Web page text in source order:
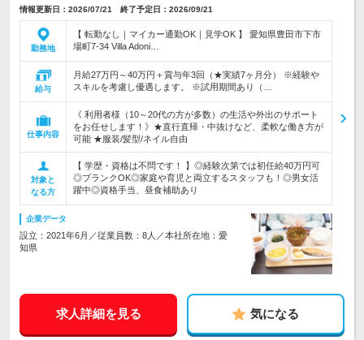
情報更新日：2026/07/21 終了予定日：2026/09/21
勤務地
【 転勤なし｜マイカー通勤OK｜見学OK 】 愛知県豊田市下市
場町7-34 Villa Adoni…
給与
月給27万円～40万円＋賞与年3回（★実績7ヶ月分） ※経験や
スキルを考慮し優遇します。 ※試用期間あり（…
仕事内容
《 利用者様（10～20代の方が多数）の生活や外出のサポート
をお任せします！》★直行直帰・中抜けなど、柔軟な働き方が
可能 ★服装/髪型/ネイル自由
対象と
なる方
【 学歴・資格は不問です！ 】◎経験次第では初任給40万円可
◎ブランクOK◎家庭や育児と両立するスタッフも！◎男女活
躍中◎資格手当、昼食補助あり
企業データ
設立：2021年6月／従業員数：8人／本社所在地：愛
知県
求人詳細を見る 気になる